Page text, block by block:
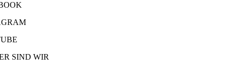
SIND WIR